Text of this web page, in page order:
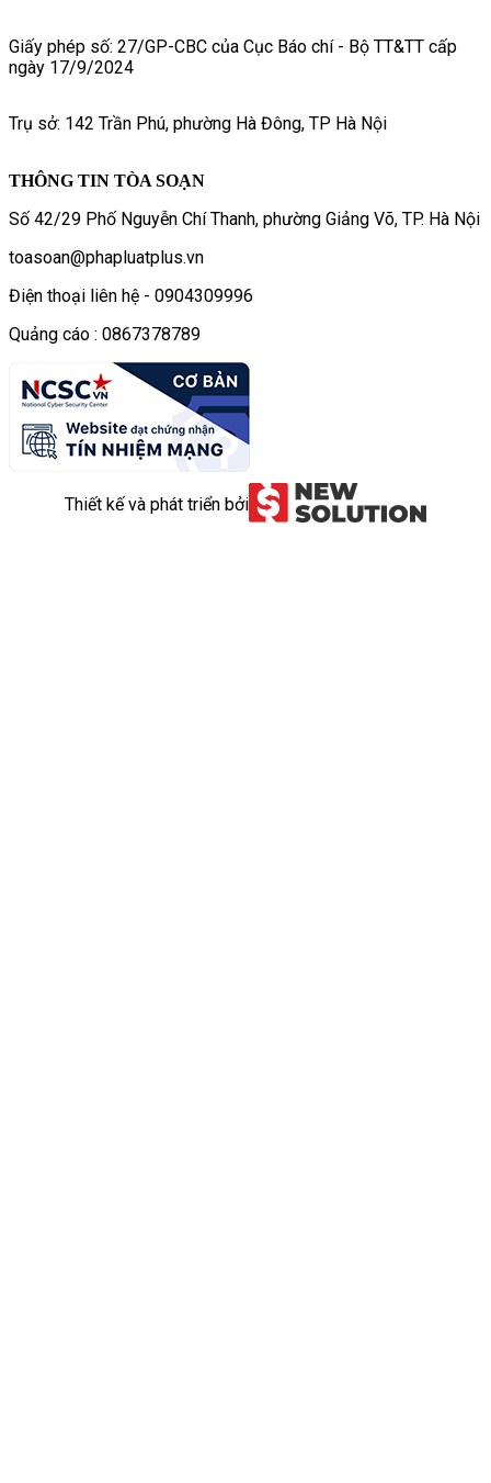
Giấy phép số: 27/GP-CBC của Cục Báo chí - Bộ TT&TT cấp
ngày 17/9/2024
Trụ sở: 142 Trần Phú, phường Hà Đông, TP Hà Nội
THÔNG TIN TÒA SOẠN
Số 42/29 Phố Nguyễn Chí Thanh, phường Giảng Võ, TP. Hà Nội
toasoan@phapluatplus.vn
Điện thoại liên hệ - 0904309996
Quảng cáo : 0867378789
Thiết kế và phát triển bởi